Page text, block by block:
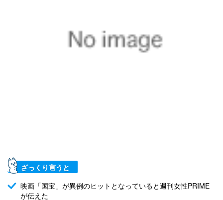
ざっくり言うと
映画「国宝」が異例のヒットとなっていると週刊女性PRIME
が伝えた